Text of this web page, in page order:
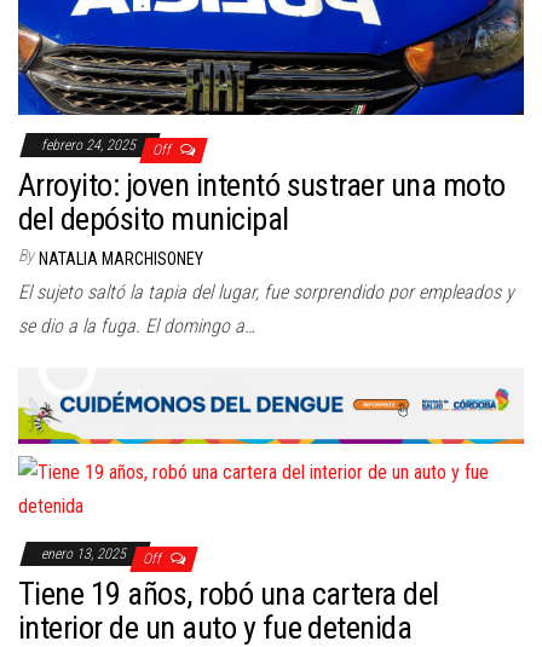
febrero 24, 2025 Off
Arroyito: joven intentó sustraer una moto
del depósito municipal
By NATALIA MARCHISONEY
El sujeto saltó la tapia del lugar, fue sorprendido por empleados y
se dio a la fuga. El domingo a…
enero 13, 2025 Off
Tiene 19 años, robó una cartera del
interior de un auto y fue detenida